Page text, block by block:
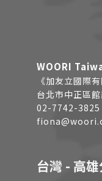
WOORI
《加友立國際有
台北市中正區
02-7742-3825
台灣 - 高